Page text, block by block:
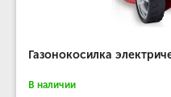
Газонокосилка
В наличии